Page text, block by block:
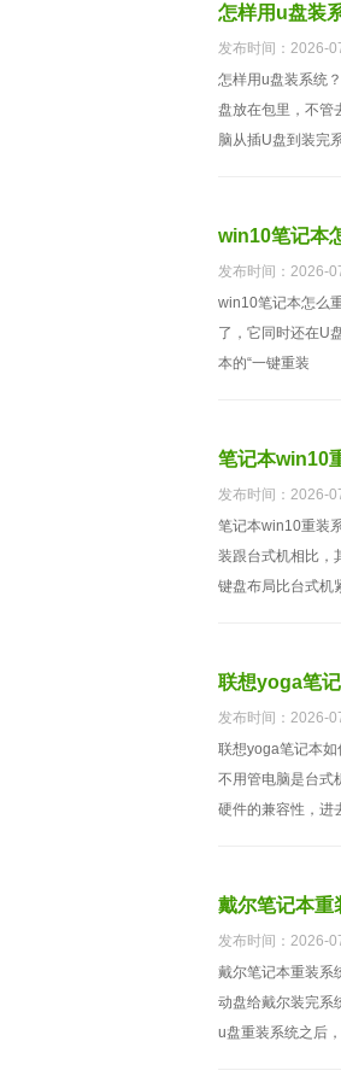
怎样用u盘装
发布时间：2026-
怎样用u盘装系统
盘放在包里，不管
脑从插U盘到装完
win10笔记本
发布时间：2026-
win10笔记本怎么
了，它同时还在U
本的“一键重装
笔记本win10
发布时间：2026-
笔记本win10重装
装跟台式机相比，
键盘布局比台式机
联想yoga笔
发布时间：2026-
联想yoga笔记本
不用管电脑是台式
硬件的兼容性，进
戴尔笔记本重
发布时间：2026-
戴尔笔记本重装系
动盘给戴尔装完系
u盘重装系统之后